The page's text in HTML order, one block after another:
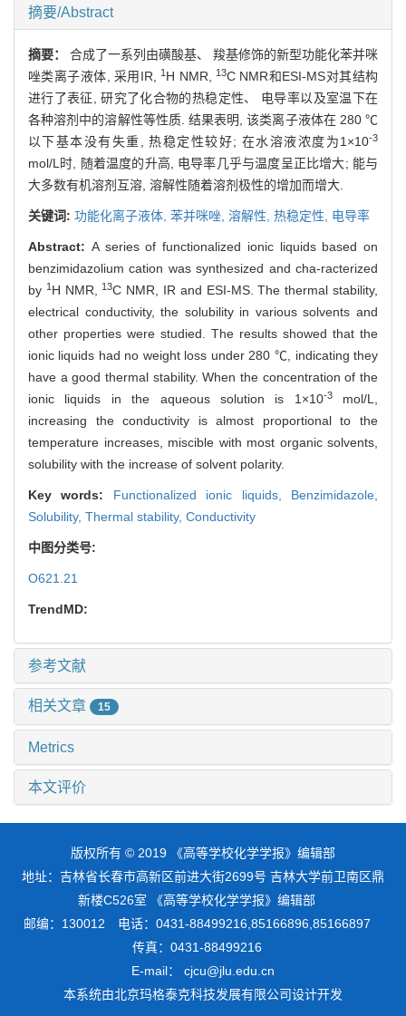
摘要/Abstract
摘要： 合成了一系列由磺酸基、 羧基修饰的新型功能化苯并咪
唑类离子液体, 采用IR,1 H NMR,13C NMR和ESI-MS对其结构
进行了表征, 研究了化合物的热稳定性、 电导率以及室温下在
各种溶剂中的溶解性等性质. 结果表明, 该类离子液体在 280 ℃
以下基本没有失重, 热稳定性较好; 在水溶液浓度为1×10-3
mol/L时, 随着温度的升高, 电导率几乎与温度呈正比增大; 能与
大多数有机溶剂互溶, 溶解性随着溶剂极性的增加而增大.
关键词: 功能化离子液体, 苯并咪唑, 溶解性, 热稳定性, 电导率
Abstract: A series of functionalized ionic liquids based on
benzimidazolium cation was synthesized and cha-racterized
by 1H NMR,13C NMR, IR and ESI-MS. The thermal stability,
electrical conductivity, the solubility in various solvents and
other properties were studied. The results showed that the
ionic liquids had no weight loss under 280 ℃, indicating they
have a good thermal stability. When the concentration of the
ionic liquids in the aqueous solution is 1×10-3mol/L,
increasing the conductivity is almost proportional to the
temperature increases, miscible with most organic solvents,
solubility with the increase of solvent polarity.
Key words: Functionalized ionic liquids, Benzimidazole,
Solubility, Thermal stability, Conductivity
中图分类号:
O621.21
TrendMD:
参考文献
相关文章 15
Metrics
本文评价
版权所有 © 2019 《高等学校化学学报》编辑部
地址：吉林省长春市高新区前进大街2699号 吉林大学前卫南区鼎
新楼C526室 《高等学校化学学报》编辑部
邮编：130012 电话：0431-88499216,85166896,85166897
传真：0431-88499216
E-mail： cjcu@jlu.edu.cn
本系统由北京玛格泰克科技发展有限公司设计开发